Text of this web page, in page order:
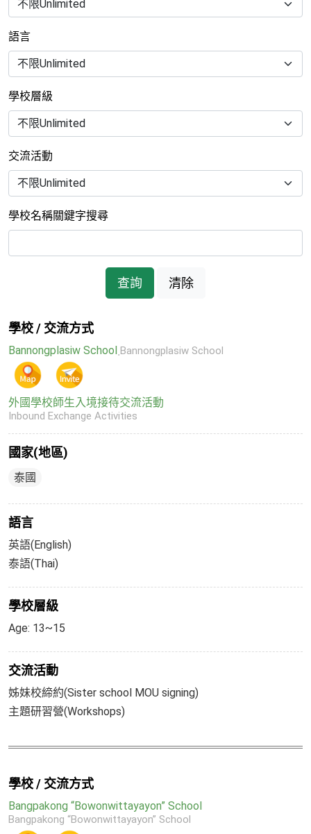
語言
學校層級
交流活動
學校名稱關鍵字搜尋
查詢 清除
學校 / 交流方式
Bannongplasiw School ฺBannongplasiw School
外國學校師生入境接待交流活動
Inbound Exchange Activities
國家(地區)
泰國
語言
英語(English)
泰語(Thai)
學校層級
Age: 13~15
交流活動
姊妹校締約(Sister school MOU signing)
主題研習營(Workshops)
學校 / 交流方式
Bangpakong “Bowonwittayayon” School
Bangpakong “Bowonwittayayon” School